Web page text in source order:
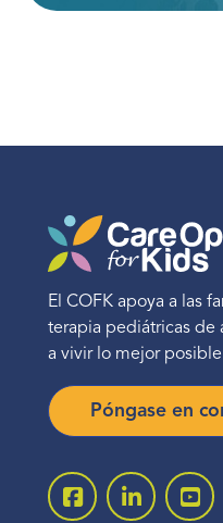
El COFK apoya a las
terapia pediátricas de
a vivir lo mejor
Póngase en